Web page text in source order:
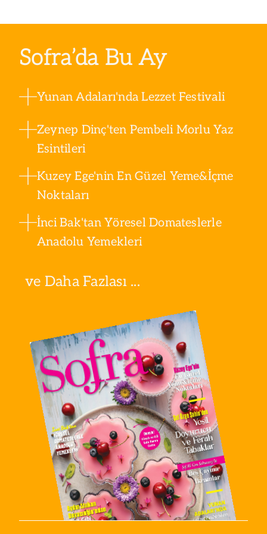
Sofra’da Bu Ay
Yunan Adaları'nda Lezzet Festivali
Zeynep Dinç'ten Pembeli Morlu Yaz
Esintileri
Kuzey Ege'nin En Güzel Yeme&İçme
Noktaları
İnci Bak'tan Yöresel Domateslerle
Anadolu Yemekleri
ve Daha Fazlası ...